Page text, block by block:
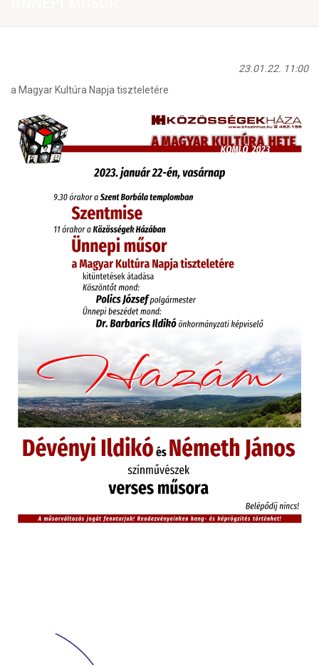
23.01.22. 11:00
a Magyar Kultúra Napja tiszteletére